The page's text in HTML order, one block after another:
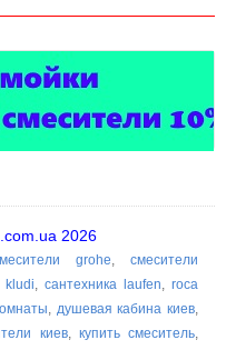
2026
grohe,смесители
kludi, сантехника laufen,roca
, душевая кабина киев,
киев, купить смеситель,